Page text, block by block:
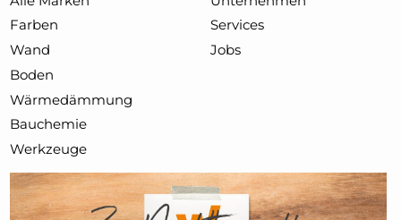
Farben
Wand
Boden
Wärmedämmung
Bauchemie
Werkzeuge
Services
Jobs